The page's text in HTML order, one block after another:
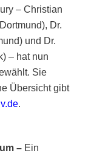
–Christian
Dr.
und Dr.
– hat nun
Sie
Übersicht gibt
.
– Ein